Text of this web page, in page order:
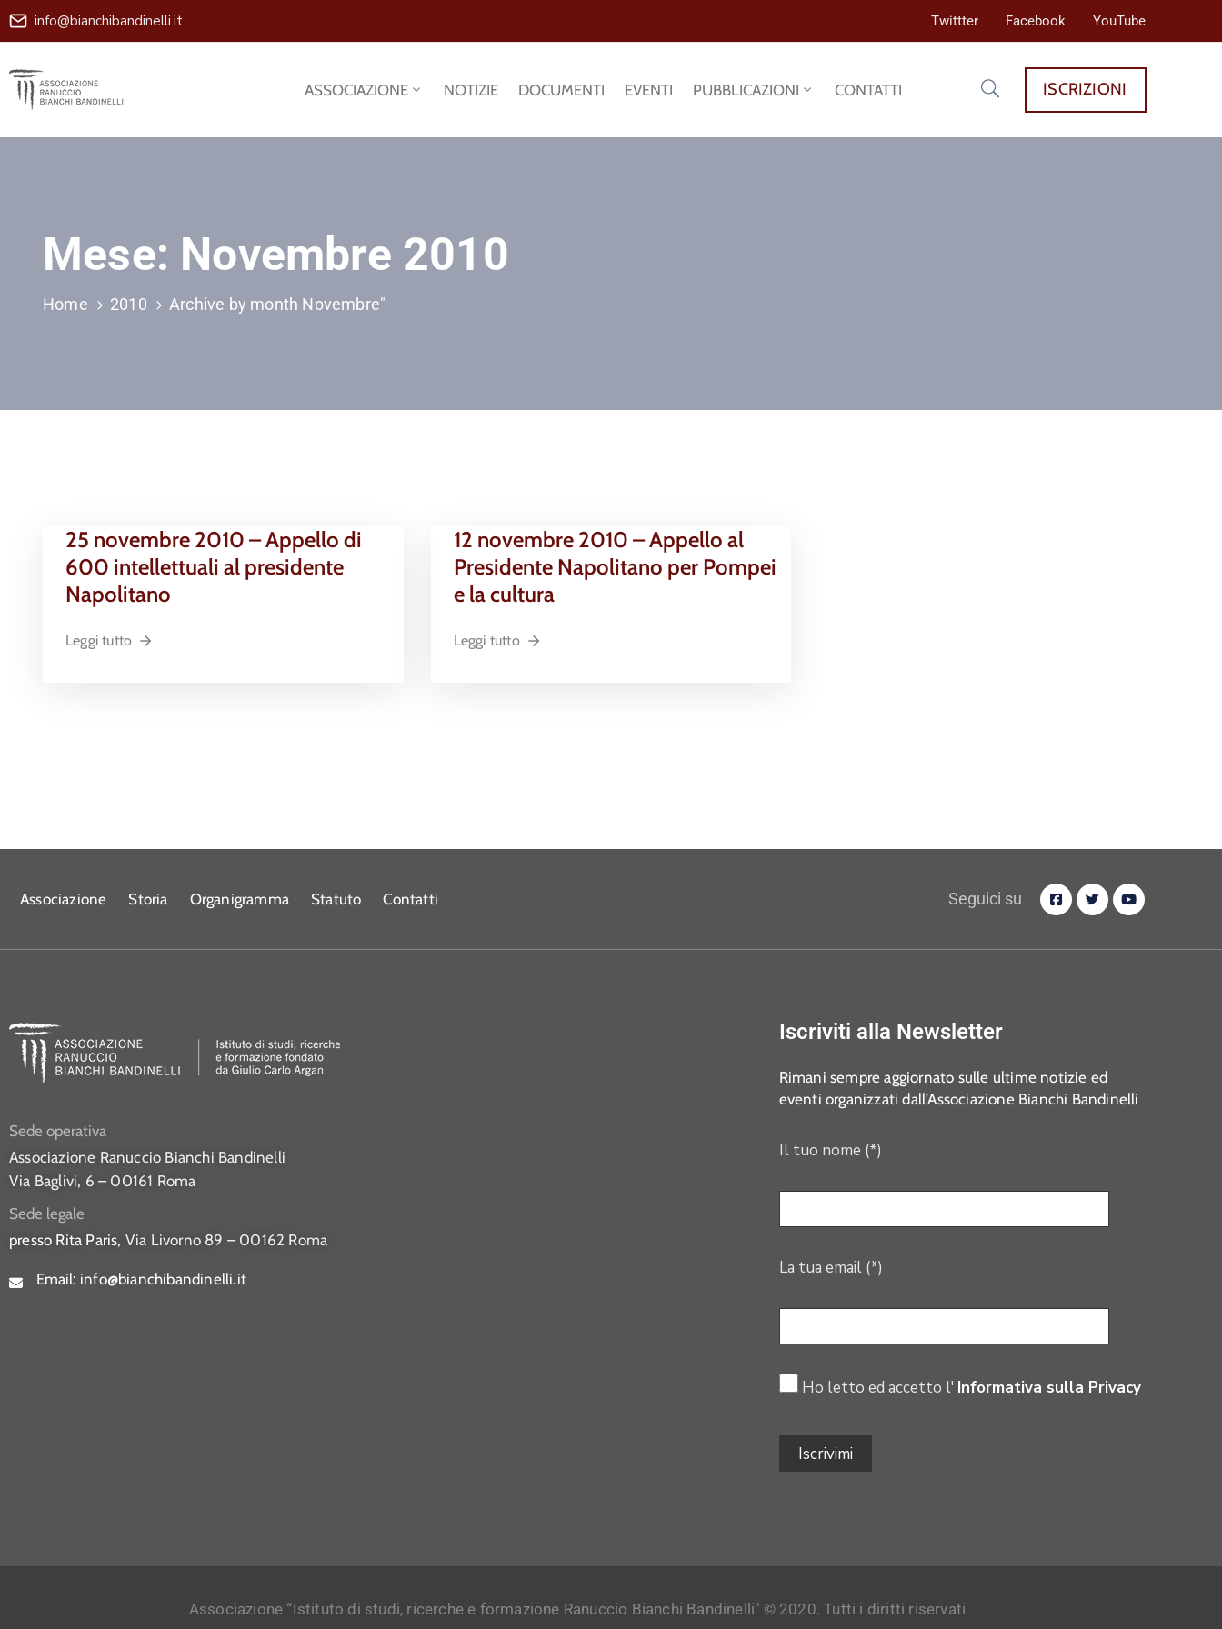
info@bianchibandinelli.it Twittter Facebook YouTube
ASSOCIAZIONE NOTIZIE DOCUMENTI EVENTI PUBBLICAZIONI CONTATTI ISCRIZIONI
Mese: Novembre 2010
Home 2010 Archive by month Novembre"
25 novembre 2010 – Appello di
600 intellettuali al presidente
Napolitano
Leggi tutto
12 novembre 2010 – Appello al
Presidente Napolitano per Pompei
e la cultura
Leggi tutto
Associazione Storia Organigramma Statuto Contatti Seguici su
Sede operativa
Associazione Ranuccio Bianchi Bandinelli
Via Baglivi, 6 – 00161 Roma
Sede legale
presso Rita Paris, Via Livorno 89 – 00162 Roma
Email: info@bianchibandinelli.it
Iscriviti alla Newsletter
Rimani sempre aggiornato sulle ultime notizie ed
eventi organizzati dall’Associazione Bianchi Bandinelli
Il tuo nome (*)
La tua email (*)
Ho letto ed accetto l' Informativa sulla Privacy
Associazione “Istituto di studi, ricerche e formazione Ranuccio Bianchi Bandinelli" © 2020. Tutti i diritti riservati